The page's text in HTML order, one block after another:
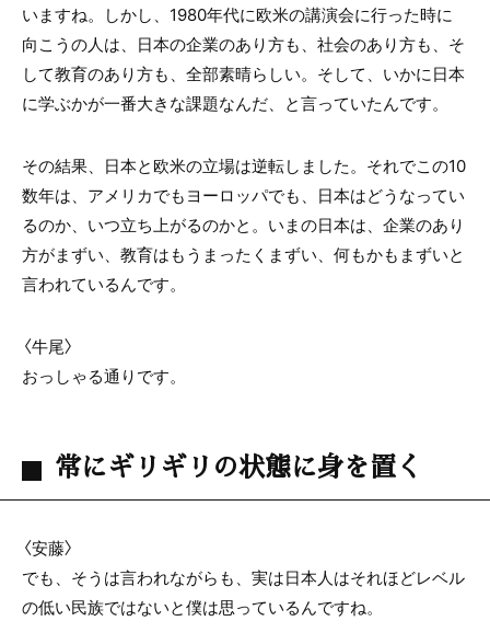
いますね。しかし、1980年代に欧米の講演会に行った時に
向こうの人は、日本の企業のあり方も、社会のあり方も、そ
して教育のあり方も、全部素晴らしい。そして、いかに日本
に学ぶかが一番大きな課題なんだ、と言っていたんです。
その結果、日本と欧米の立場は逆転しました。それでこの10
数年は、アメリカでもヨーロッパでも、日本はどうなってい
るのか、いつ立ち上がるのかと。いまの日本は、企業のあり
方がまずい、教育はもうまったくまずい、何もかもまずいと
言われているんです。
〈牛尾〉
おっしゃる通りです。
常にギリギリの状態に身を置く
〈安藤〉
でも、そうは言われながらも、実は日本人はそれほどレベル
の低い民族ではないと僕は思っているんですね。